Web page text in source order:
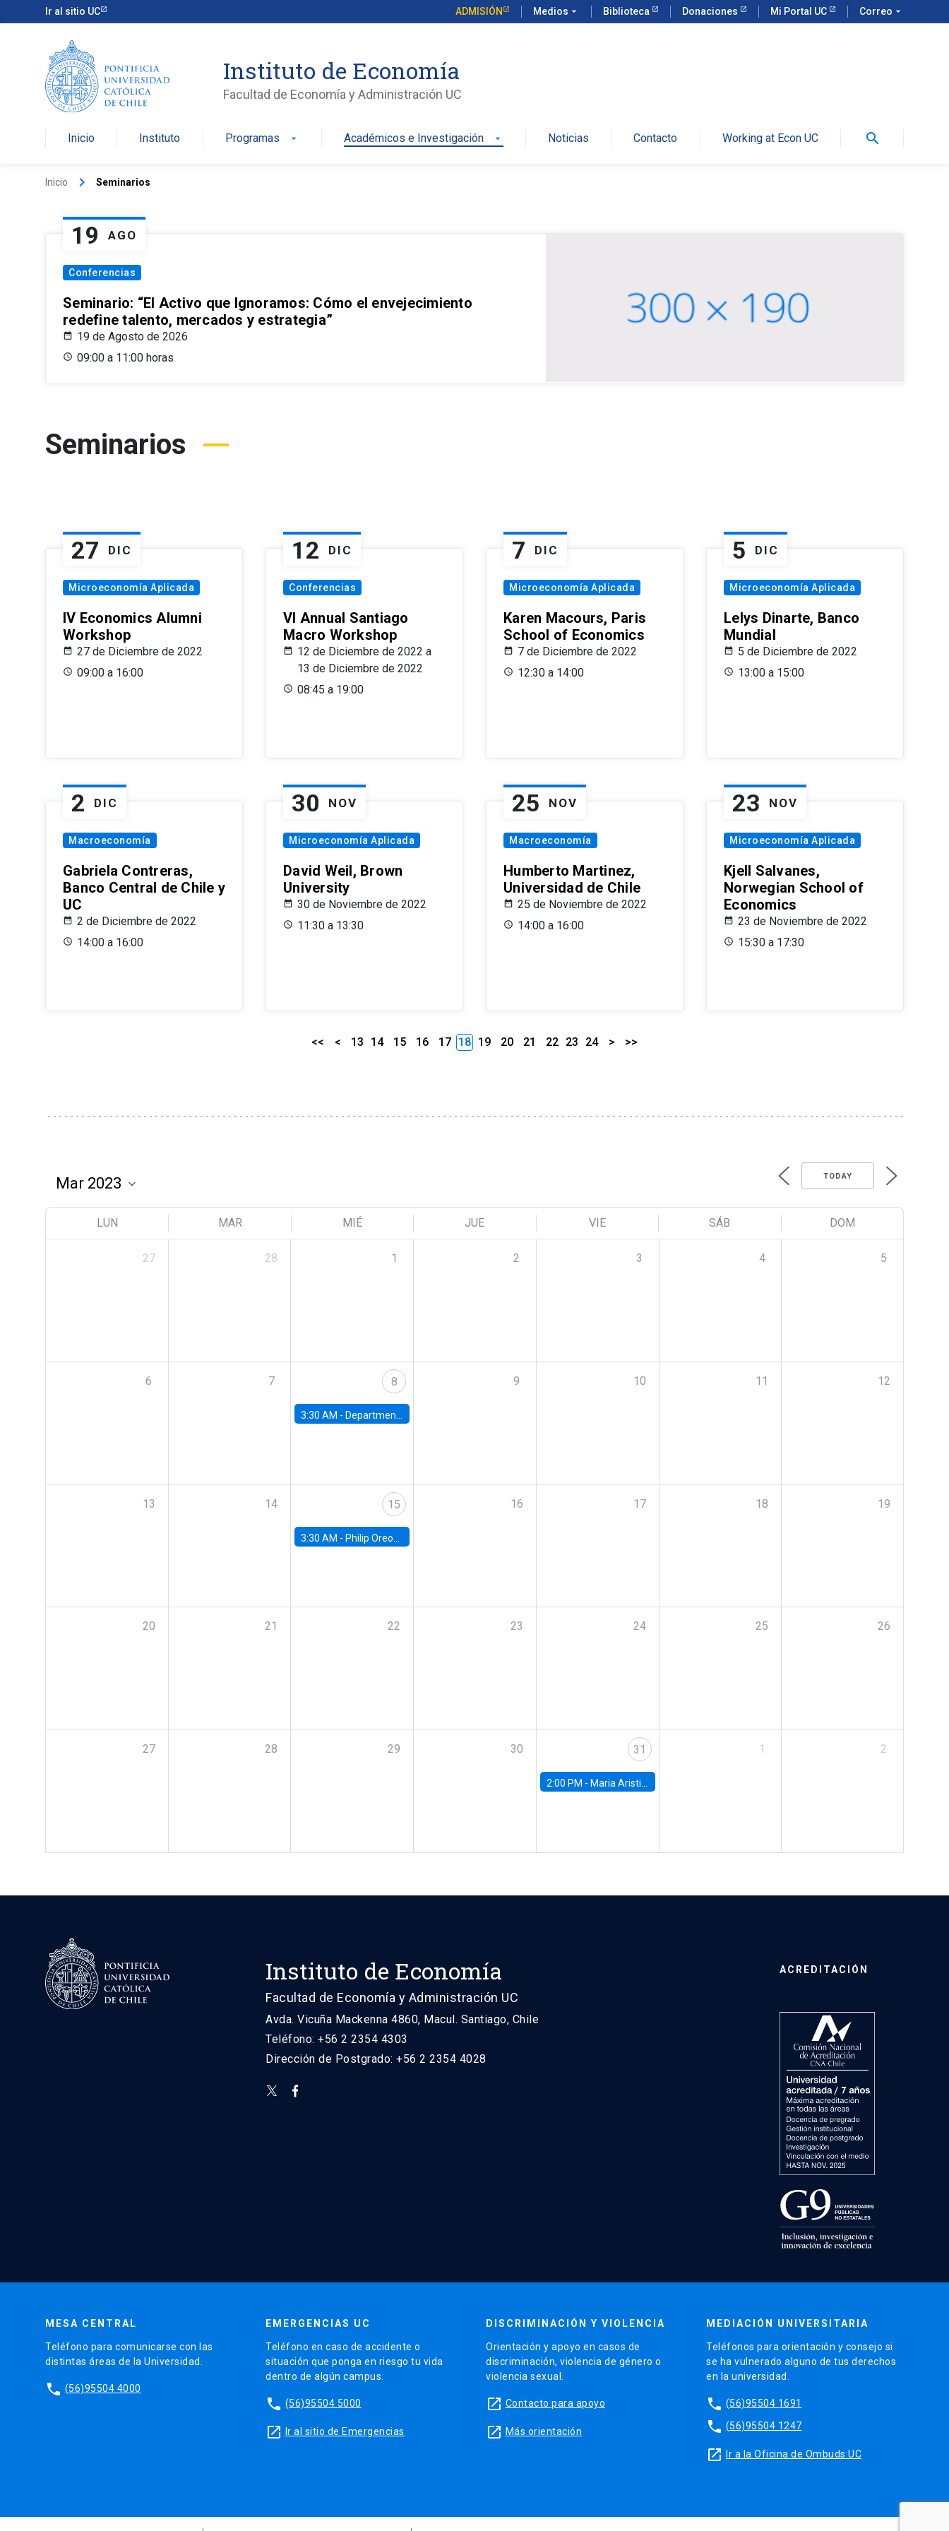
Ir al sitio UC ADMISIÓN Medios arrow_drop_down Biblioteca Donaciones Mi Portal UC Correo arrow_drop_down
Instituto de Economía
Facultad de Economía y Administración UC
Inicio Instituto Programas arrow_drop_down Académicos e Investigación arrow_drop_down Noticias Contacto Working at Econ UC search
Inicio keyboard_arrow_right Seminarios
19 AGO
Conferencias
Seminario: “El Activo que Ignoramos: Cómo el envejecimiento
redefine talento, mercados y estrategia”
19 de Agosto de 2026
09:00 a 11:00 horas
Seminarios
27 DIC
Microeconomía Aplicada
IV Economics Alumni
Workshop
27 de Diciembre de 2022
09:00 a 16:00
12 DIC
Conferencias
VI Annual Santiago
Macro Workshop
12 de Diciembre de 2022 a
13 de Diciembre de 2022
08:45 a 19:00
7 DIC
Microeconomía Aplicada
Karen Macours, Paris
School of Economics
7 de Diciembre de 2022
12:30 a 14:00
5 DIC
Microeconomía Aplicada
Lelys Dinarte, Banco
Mundial
5 de Diciembre de 2022
13:00 a 15:00
2 DIC
Macroeconomía
Gabriela Contreras,
Banco Central de Chile y
UC
2 de Diciembre de 2022
14:00 a 16:00
30 NOV
Microeconomía Aplicada
David Weil, Brown
University
30 de Noviembre de 2022
11:30 a 13:30
25 NOV
Macroeconomía
Humberto Martinez,
Universidad de Chile
25 de Noviembre de 2022
14:00 a 16:00
23 NOV
Microeconomía Aplicada
Kjell Salvanes,
Norwegian School of
Economics
23 de Noviembre de 2022
15:30 a 17:30
<< < 13 14 15 16 17 18 19 20 21 22 23 24 > >>
TODAY
LUN MAR MIÉ JUE VIE SÁB DOM
27 28 1 2 3 4 5
6 7 8
3:30 AM - Department Seminar: James Robinson
9 10 11 12
13 14 15
3:30 AM - Philip Oreopolous, University of Toronto
16 17 18 19
20 21 22 23 24 25 26
27 28 29 30 31
2:00 PM - Maria Aristizabal-Ramirez, FED Board
1 2
Instituto de Economía
Facultad de Economía y Administración UC
Avda. Vicuña Mackenna 4860, Macul. Santiago, Chile
Teléfono: +56 2 2354 4303
Dirección de Postgrado: +56 2 2354 4028
ACREDITACIÓN
MESA CENTRAL
Teléfono para comunicarse con las
distintas áreas de la Universidad.
phone (56)95504 4000
EMERGENCIAS UC
Teléfono en caso de accidente o
situación que ponga en riesgo tu vida
dentro de algún campus.
phone (56)95504 5000
launch Ir al sitio de Emergencias
DISCRIMINACIÓN Y VIOLENCIA
Orientación y apoyo en casos de
discriminación, violencia de género o
violencia sexual.
launch Contacto para apoyo
launch Más orientación
MEDIACIÓN UNIVERSITARIA
Teléfonos para orientación y consejo si
se ha vulnerado alguno de tus derechos
en la universidad.
phone (56)95504 1691
phone (56)95504 1247
launch Ir a la Oficina de Ombuds UC